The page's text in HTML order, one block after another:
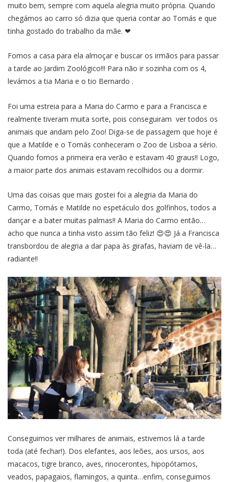
muito bem, sempre com aquela alegria muito própria. Quando
chegámos ao carro só dizia que queria contar ao Tomás e que
tinha gostado do trabalho da mãe. ❤
Fomos a casa para ela almoçar e buscar os irmãos para passar
a tarde ao Jardim Zoológico!!! Para não ir sozinha com os 4,
levámos a tia Maria e o tio Bernardo .
Foi uma estreia para a Maria do Carmo e para a Francisca e
realmente tiveram muita sorte, pois conseguiram ver todos os
animais que andam pelo Zoo! Diga-se de passagem que hoje é
que a Matilde e o Tomás conheceram o Zoo de Lisboa a sério.
Quando fomos a primeira era verão e estavam 40 graus!! Logo,
a maior parte dos animais estavam recolhidos ou a dormir.
Uma das coisas que mais gostei foi a alegria da Maria do
Carmo, Tomás e Matilde no espetáculo dos golfinhos, todos a
dançar e a bater muitas palmas!! A Maria do Carmo então…
acho que nunca a tinha visto assim tão feliz! 😍😍 Já a Francisca
transbordou de alegria a dar papa às girafas, haviam de vê-la…
radiante!!
Conseguimos ver milhares de animais, estivemos lá a tarde
toda (até fechar!). Dos elefantes, aos leões, aos ursos, aos
macacos, tigre branco, aves, rinocerontes, hipopótamos,
veados, papagaios, flamingos, a quinta…enfim, conseguimos